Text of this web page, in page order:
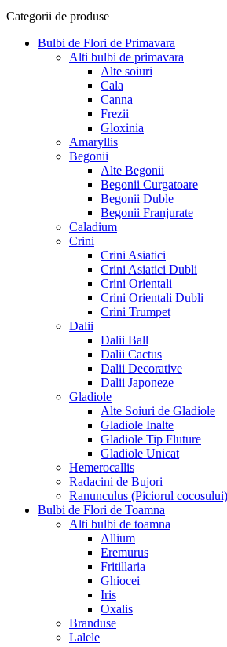
Categorii de produse
Bulbi de Flori de Primavara
Alti bulbi de primavara
Alte soiuri
Cala
Canna
Frezii
Gloxinia
Amaryllis
Begonii
Alte Begonii
Begonii Curgatoare
Begonii Duble
Begonii Franjurate
Caladium
Crini
Crini Asiatici
Crini Asiatici Dubli
Crini Orientali
Crini Orientali Dubli
Crini Trumpet
Dalii
Dalii Ball
Dalii Cactus
Dalii Decorative
Dalii Japoneze
Gladiole
Alte Soiuri de Gladiole
Gladiole Inalte
Gladiole Tip Fluture
Gladiole Unicat
Hemerocallis
Radacini de Bujori
Ranunculus (Piciorul cocosului)
Bulbi de Flori de Toamna
Alti bulbi de toamna
Allium
Eremurus
Fritillaria
Ghiocei
Iris
Oxalis
Branduse
Lalele